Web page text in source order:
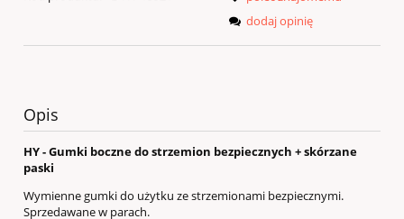
dodaj opinię
Opis
HY - Gumki boczne do strzemion bezpiecznych + skórzane
paski
Wymienne gumki do użytku ze strzemionami bezpiecznymi.
Sprzedawane w parach.